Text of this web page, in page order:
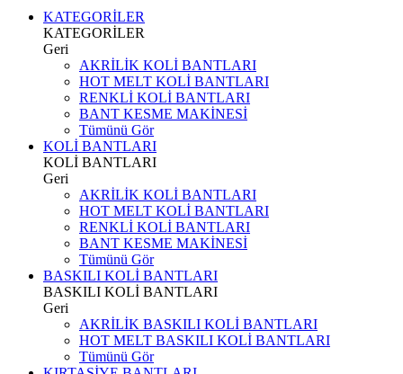
KATEGORİLER
KATEGORİLER
Geri
AKRİLİK KOLİ BANTLARI
HOT MELT KOLİ BANTLARI
RENKLİ KOLİ BANTLARI
BANT KESME MAKİNESİ
Tümünü Gör
KOLİ BANTLARI
KOLİ BANTLARI
Geri
AKRİLİK KOLİ BANTLARI
HOT MELT KOLİ BANTLARI
RENKLİ KOLİ BANTLARI
BANT KESME MAKİNESİ
Tümünü Gör
BASKILI KOLİ BANTLARI
BASKILI KOLİ BANTLARI
Geri
AKRİLİK BASKILI KOLİ BANTLARI
HOT MELT BASKILI KOLİ BANTLARI
Tümünü Gör